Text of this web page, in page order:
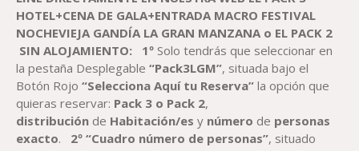
HOTEL+CENA DE GALA+ENTRADA MACRO FESTIVAL
NOCHEVIEJA GANDÍA LA GRAN MANZANA o EL PACK 2
SIN ALOJAMIENTO: 1ºSolo tendrás que seleccionar en
la pestaña Desplegable“Pack3LGM”, situada bajo el
Botón Rojo“Selecciona Aquí tu Reserva” la opción que
quieras reservar: Pack 3 o Pack 2,
distribución de Habitación/es y número de personas
exacto. 2º “Cuadro número de personas”, situado